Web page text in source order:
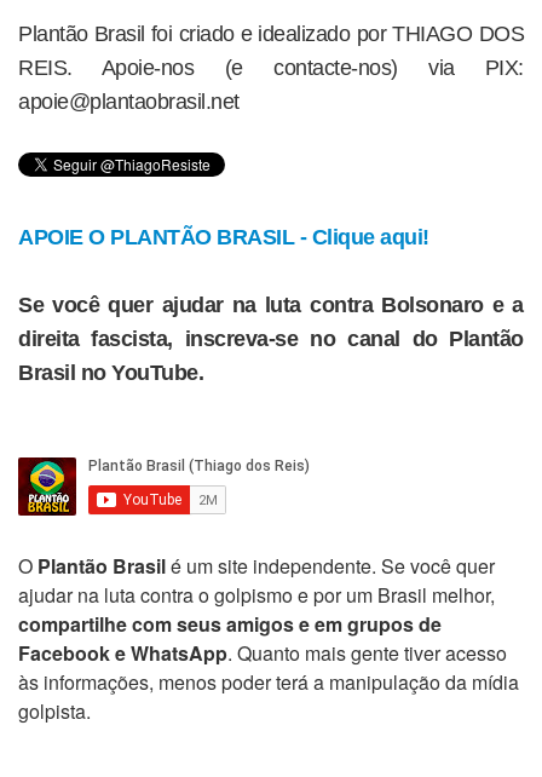
Plantão Brasil foi criado e idealizado por THIAGO DOS
REIS. Apoie-nos (e contacte-nos) via PIX:
apoie@plantaobrasil.net
APOIE O PLANTÃO BRASIL - Clique aqui!
Se você quer ajudar na luta contra Bolsonaro e a
direita fascista, inscreva-se no canal do Plantão
Brasil no YouTube.
O Plantão Brasilé um site independente. Se você quer
ajudar na luta contra o golpismo e por um Brasil melhor,
compartilhe com seus amigos e em grupos de
Facebook e WhatsApp. Quanto mais gente tiver acesso
às informações, menos poder terá a manipulação da mídia
golpista.